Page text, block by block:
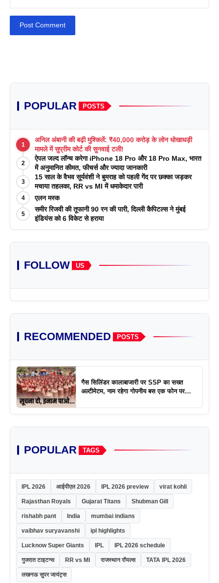
Post Comment
POPULAR POSTS
1
अनिल अंबानी की बढ़ी मुश्किलें: ₹40,000 करोड़ के लोन धोखाधड़ी
मामले में सुप्रीम कोर्ट की सुनवाई टली!
2
ऐपल जल्द लॉन्च करेगा iPhone 18 Pro और 18 Pro Max, भारत
में अनुमानित कीमत, फीचर्स और ज्यादा जानकारी
3
15 साल के वैभव सूर्यवंशी ने बुमराह को पहली गेंद पर छक्का जड़कर
मचाया तहलका, RR vs MI में धमाकेदार पारी
4 एलन मस्क
5
समीर रिजवी की तूफानी 90 रन की पारी, दिल्ली कैपिटल्स ने मुंबई
इंडियंस को 6 विकेट से हराया
FOLLOW US
RECOMMENDED POSTS
गैस सिलिंडर कालाबाजारी पर SSP का सख्त
अल्टीमेटम, नाम रहेगा गोपनीय बस एक फोन पर
POPULAR TAGS
IPL 2026 आईपीएल 2026 IPL 2026 preview virat kohli
Rajasthan Royals Gujarat Titans Shubman Gill
rishabh pant India mumbai indians
vaibhav suryavanshi ipl highlights
Lucknow Super Giants IPL IPL 2026 schedule
गुजरात टाइटन्स RR vs MI राजस्थान रॉयल्स TATA IPL 2026
लखनऊ सुपर जायंट्स